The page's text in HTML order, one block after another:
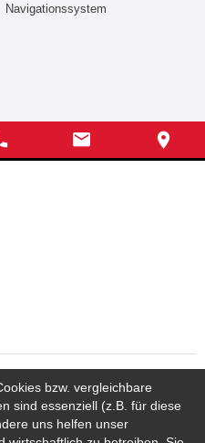
Navigationssystem
bzw. vergleichbare
sind essenziell (z.B. für diese
uns helfen unser